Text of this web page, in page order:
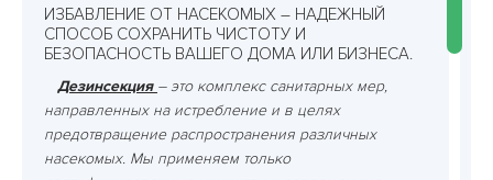
ИЗБАВЛЕНИЕ ОТ НАСЕКОМЫХ – НАДЕЖНЫЙ
СПОСОБ СОХРАНИТЬ ЧИСТОТУ И
БЕЗОПАСНОСТЬ ВАШЕГО ДОМА ИЛИ БИЗНЕСА.
Дезинсекция – это комплекс санитарных мер,
направленных на истребление и в целях
предотвращение распространения различных
насекомых. Мы применяем только